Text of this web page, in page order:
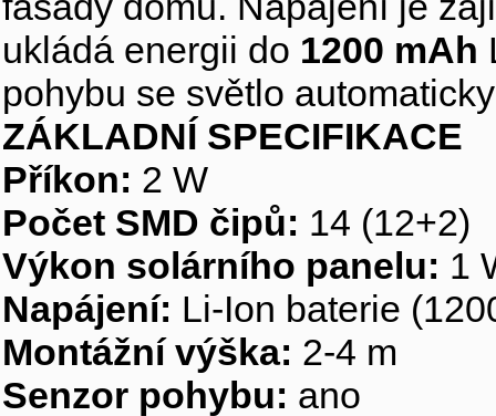
ukládá energii do 1200 mAh
pohybu se světlo
ZÁKLADNÍ SPECIFIKACE
Příkon: 2 W
Počet SMD čipů: 14 (12+2)
Výkon solárního panelu: 1
Napájení: Li-Ion baterie
Montážní výška: 2-4 m
Senzor pohybu: ano